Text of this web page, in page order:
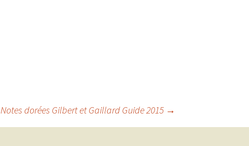
Notes dorées Gilbert et Gaillard Guide 2015 →